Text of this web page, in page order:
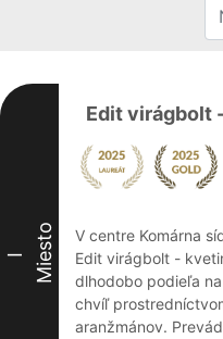
I Miesto
Edit virágbolt
V centre Komárna
Edit virágbolt -
dlhodobo podieľa
chvíľ
aranžmánov.